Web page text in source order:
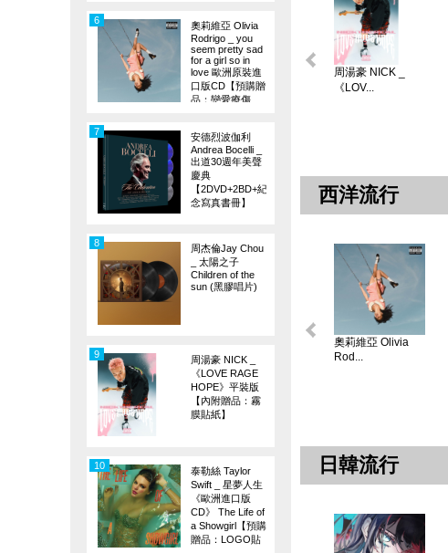
奧莉維亞 Olivia
Rodrigo _ you
seem pretty sad
for a girl so in
love 歐洲原裝進
口版CD【預購贈
品：戀愛療傷
6
安德烈波伽利
Andrea Bocelli _
出道30週年美聲
慶典
【2DVD+2BD+紀
念寫真書冊】
7
周杰倫Jay Chou
_ 太陽之子
Children of the
sun (黑膠唱片)
8
周湯豪 NICK _
《LOVE RAGE
HOPE》平裝版
【內附贈品：霧
膜貼紙】
9
泰勒絲 Taylor
Swift _ 星夢人生
《歐洲進口版
CD》 The Life of
a Showgirl【預購
贈品：LOGO貼
10
周湯豪 NICK _
《LOV...
西洋流行
奧莉維亞 Olivia
Rod...
日韓流行